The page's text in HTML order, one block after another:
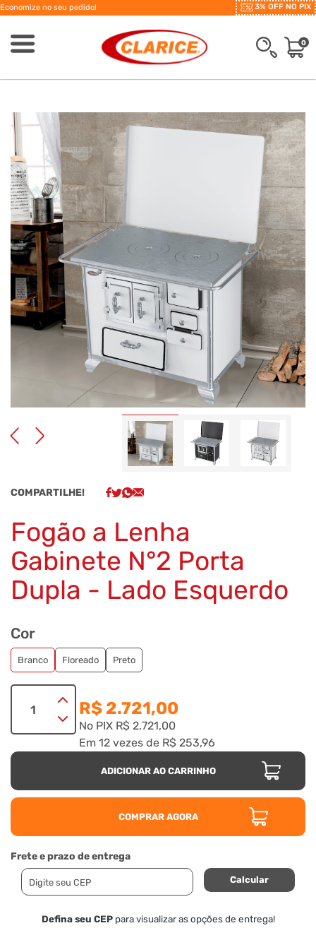
Economize no seu pedido! 3% OFF NO PIX
0
COMPARTILHE!
Fogão a Lenha
Gabinete N°2 Porta
Dupla - Lado Esquerdo
Cor
Branco Floreado Preto
R$ 2.721,00
No PIX R$ 2.721,00
Em 12 vezes de R$ 253,96
ADICIONAR AO CARRINHO
COMPRAR AGORA
Frete e prazo de entrega
Calcular
Defina seu CEPpara visualizar as opções de entrega!